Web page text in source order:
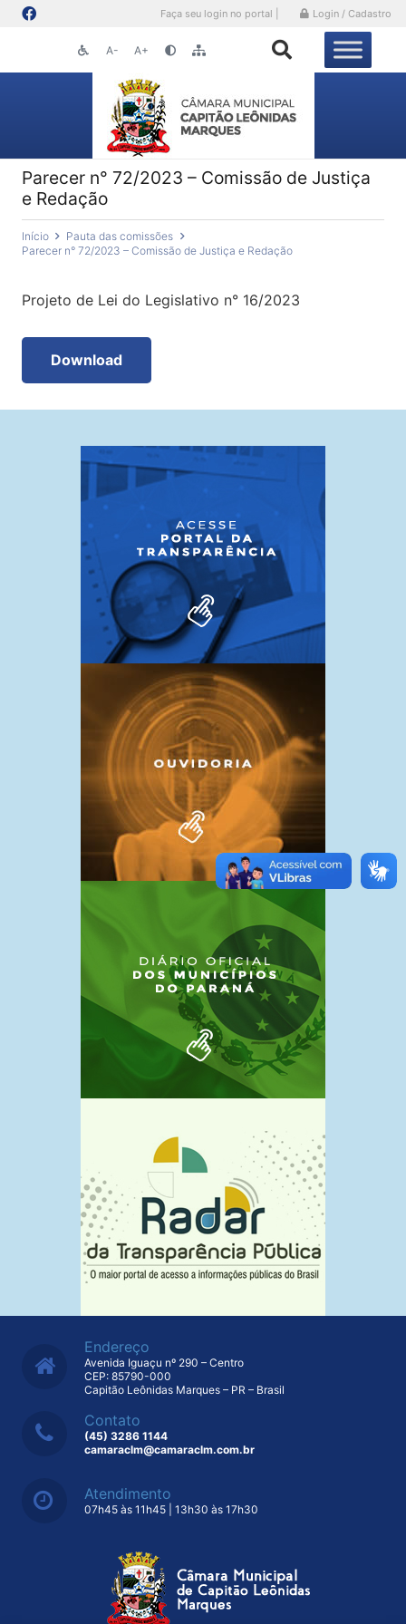
Faça seu login no portal | Login / Cadastro
A- A+
Parecer n° 72/2023 – Comissão de Justiça
e Redação
Início
Pauta das comissões
Parecer n° 72/2023 – Comissão de Justiça e Redação
Projeto de Lei do Legislativo n° 16/2023
Download
Endereço
Avenida Iguaçu nº 290 – Centro
CEP: 85790-000
Capitão Leônidas Marques – PR – Brasil
Contato
(45) 3286 1144
camaraclm@camaraclm.com.br
Atendimento
07h45 às 11h45 | 13h30 às 17h30